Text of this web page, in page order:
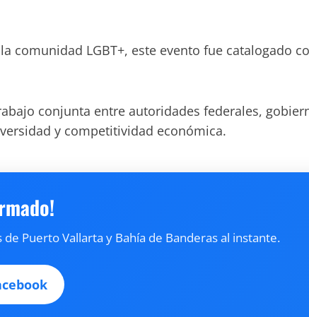
comunidad LGBT+, este evento fue catalogado
conjunta entre autoridades federales,
y competitividad económica.
Puerto Vallarta y Bahía de Banderas al instante.